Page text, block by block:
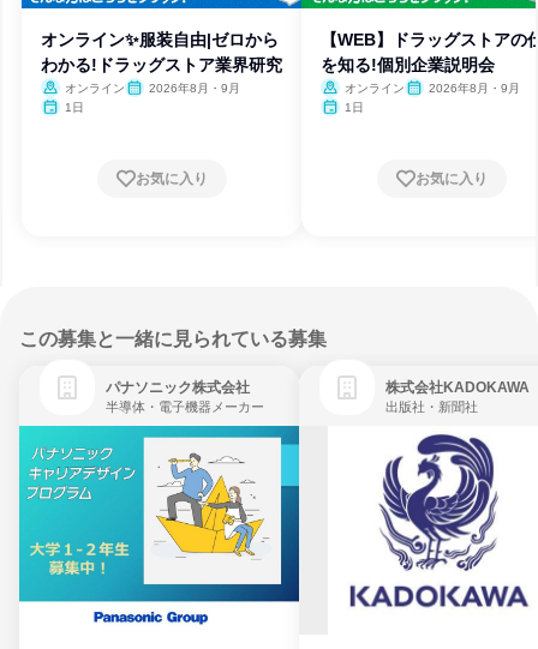
オンライン✨服装自由|ゼロから
わかる!ドラッグストア業界研究
オンライン
2026年8月・9月
1日
お気に入り
【WEB】ドラッグストアの
を知る!個別企業説明会
オンライン
2026年8月・9月
1日
お気に入り
この募集と一緒に見られている募集
パナソニック株式会社
半導体・電子機器メーカー
株式会社KADOKAWA
出版社・新聞社